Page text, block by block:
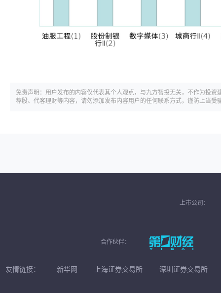
免责声明：用户发布的内容仅代表其个人观点，与九方智投无关，不作为投
荐股、代客理财等内容，请勿添加发布内容用户的任何联系方式，谨防上当受
上市公司：
合作伙伴：
友情链接： 新华网 上海证券交易所 深圳证券交易所